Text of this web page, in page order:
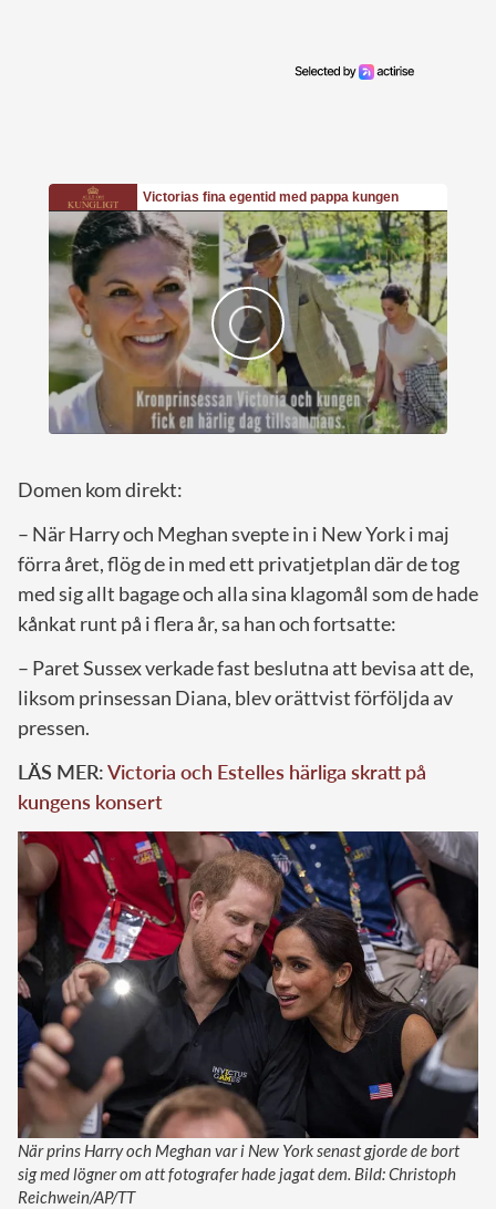
Domen kom direkt:
– När Harry och Meghan svepte in i New York i maj
förra året, flög de in med ett privatjetplan där de tog
med sig allt bagage och alla sina klagomål som de hade
kånkat runt på i flera år, sa han och fortsatte:
– Paret Sussex verkade fast beslutna att bevisa att de,
liksom prinsessan Diana, blev orättvist förföljda av
pressen.
LÄS MER:Victoria och Estelles härliga skratt på
kungens konsert
När prins Harry och Meghan var i New York senast gjorde de bort
sig med lögner om att fotografer hade jagat dem. Bild: Christoph
Reichwein/AP/TT